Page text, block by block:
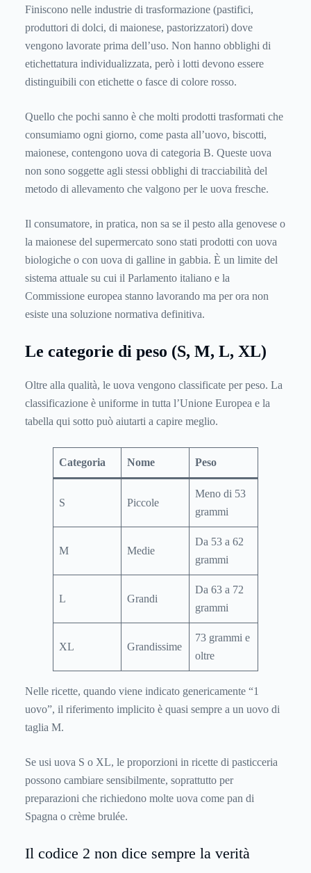
Finiscono nelle industrie di trasformazione (pastifici,
produttori di dolci, di maionese, pastorizzatori) dove
vengono lavorate prima dell’uso. Non hanno obblighi di
etichettatura individualizzata, però i lotti devono essere
distinguibili con etichette o fasce di colore rosso.
Quello che pochi sanno è che molti prodotti trasformati che
consumiamo ogni giorno, come pasta all’uovo, biscotti,
maionese, contengono uova di categoria B. Queste uova
non sono soggette agli stessi obblighi di tracciabilità del
metodo di allevamento che valgono per le uova fresche.
Il consumatore, in pratica, non sa se il pesto alla genovese o
la maionese del supermercato sono stati prodotti con uova
biologiche o con uova di galline in gabbia. È un limite del
sistema attuale su cui il Parlamento italiano e la
Commissione europea stanno lavorando ma per ora non
esiste una soluzione normativa definitiva.
Le categorie di peso (S, M, L, XL)
Oltre alla qualità, le uova vengono classificate per peso. La
classificazione è uniforme in tutta l’Unione Europea e la
tabella qui sotto può aiutarti a capire meglio.
Categoria Nome Peso
S Piccole
Meno di 53
grammi
M Medie
Da 53 a 62
grammi
L Grandi
Da 63 a 72
grammi
XL Grandissime
73 grammi e
oltre
Nelle ricette, quando viene indicato genericamente “1
uovo”, il riferimento implicito è quasi sempre a un uovo di
taglia M.
Se usi uova S o XL, le proporzioni in ricette di pasticceria
possono cambiare sensibilmente, soprattutto per
preparazioni che richiedono molte uova come pan di
Spagna o crème brulée.
Il codice 2 non dice sempre la verità